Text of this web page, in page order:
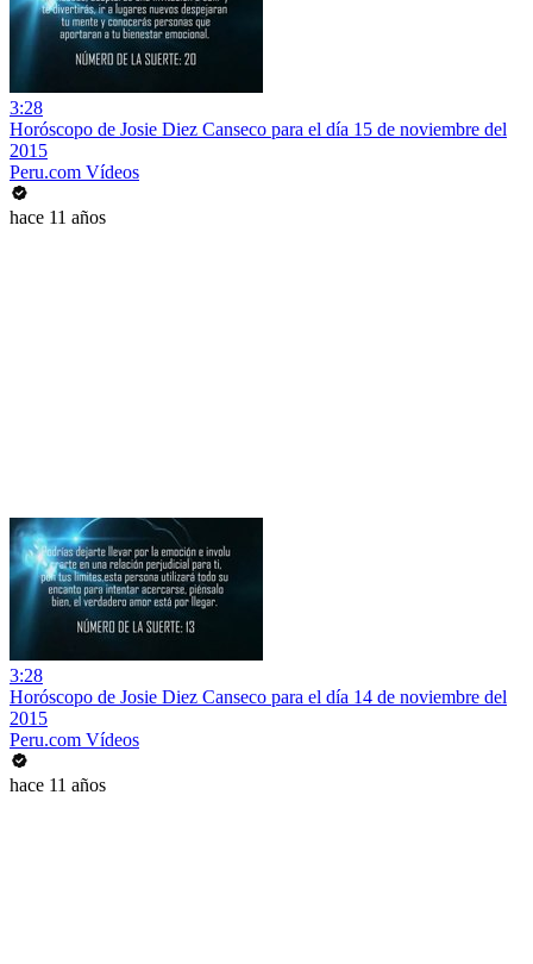
3:28
Horóscopo de Josie Diez Canseco para el día 15 de noviembre del
2015
Peru.com Vídeos
hace 11 años
3:28
Horóscopo de Josie Diez Canseco para el día 14 de noviembre del
2015
Peru.com Vídeos
hace 11 años